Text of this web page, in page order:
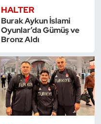
HALTER
Burak Aykun İslami
Oyunlar’da Gümüş ve
Bronz Aldı